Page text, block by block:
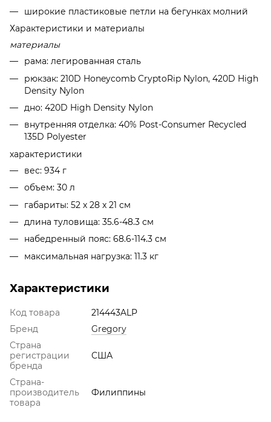
широкие пластиковые петли на бегунках молний
Характеристики и материалы
материалы
рама: легированная сталь
рюкзак: 210D Honeycomb CryptoRip Nylon, 420D High
Density Nylon
дно: 420D High Density Nylon
внутренняя отделка: 40% Post-Consumer Recycled
135D Polyester
характеристики
вес: 934 г
объем: 30 л
габариты: 52 x 28 x 21 см
длина туловища: 35.6-48.3 см
набедренный пояс: 68.6-114.3 см
максимальная нагрузка: 11.3 кг
Характеристики
Код товара
214443ALP
Бренд
Gregory
Страна
регистрации
бренда
США
Страна-
производитель
товара
Филиппины